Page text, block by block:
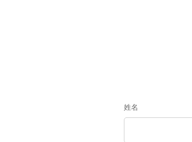
姓名